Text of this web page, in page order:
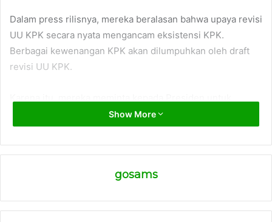
Dalam press rilisnya, mereka beralasan bahwa upaya revisi
UU KPK secara nyata mengancam eksistensi KPK.
Berbagai kewenangan KPK akan dilumpuhkan oleh draft
revisi UU KPK.
menolak draft revisi UU KPK yang diajukan DPR, sebagai
bentuk komitmen perlawanan terhadap koruptor yang
selama ini dikampanyekan Presiden. Sebab sejatinya,
Selanjutnya, Koalisi Dosen Unmul menyerukan kepada
Show More
gosams